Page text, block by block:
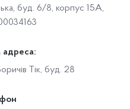
буд. 6/8, корпус 15А,
адреса:
Тік, буд. 28